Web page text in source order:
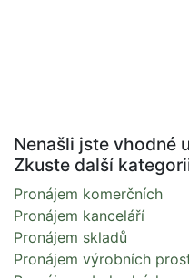
Nenašli jste vhodné
Zkuste další
Pronájem komerčních
Pronájem kanceláří
Pronájem skladů
Pronájem výrobních